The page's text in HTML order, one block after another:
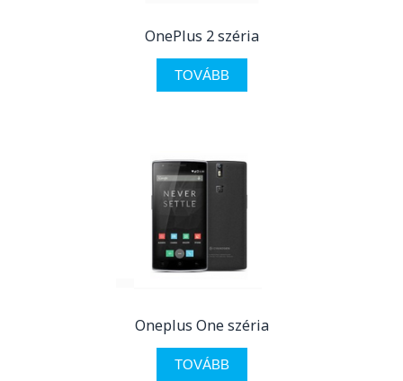
OnePlus 2 széria
TOVÁBB
Oneplus One széria
TOVÁBB